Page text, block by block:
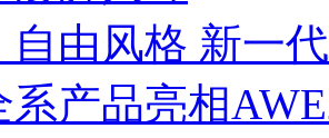
自由风格 新一
系产品亮相